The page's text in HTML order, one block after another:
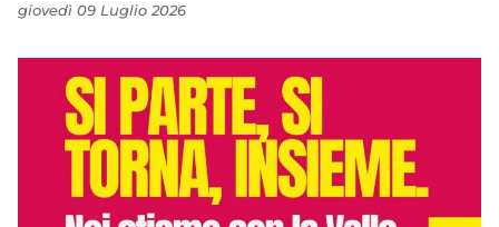
giovedì 09 Luglio 2026